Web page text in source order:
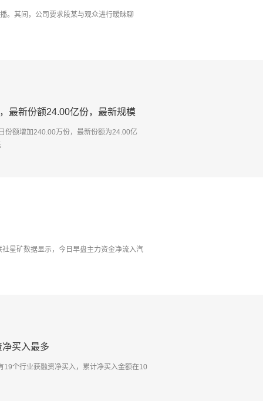
。其间，公司要求段某与观众进行暧昧聊
最新份额24.00亿份，最新规模
份额增加240.00万份，最新份额为24.00亿
星矿数据显示，今日早盘主力资金净流入汽
净买入最多
个行业获融资净买入，累计净买入金额在10